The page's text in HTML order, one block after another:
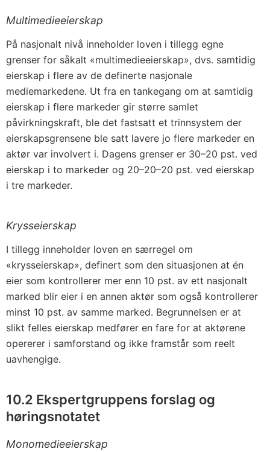
Multimedieeierskap
På nasjonalt nivå inneholder loven i tillegg egne
grenser for såkalt «multimedieeierskap», dvs. samtidig
eierskap i flere av de definerte nasjonale
mediemarkedene. Ut fra en tankegang om at samtidig
eierskap i flere markeder gir større samlet
påvirkningskraft, ble det fastsatt et trinnsystem der
eierskapsgrensene ble satt lavere jo flere markeder en
aktør var involvert i. Dagens grenser er 30–20 pst. ved
eierskap i to markeder og 20–20–20 pst. ved eierskap
i tre markeder.
Krysseierskap
I tillegg inneholder loven en særregel om
«krysseierskap», definert som den situasjonen at én
eier som kontrollerer mer enn 10 pst. av ett nasjonalt
marked blir eier i en annen aktør som også kontrollerer
minst 10 pst. av samme marked. Begrunnelsen er at
slikt felles eierskap medfører en fare for at aktørene
opererer i samforstand og ikke framstår som reelt
uavhengige.
10.2 Ekspertgruppens forslag og
høringsnotatet
Monomedieeierskap